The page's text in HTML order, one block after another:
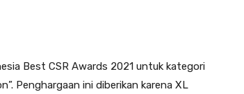
Best CSR Awards 2021 untuk kategori
Penghargaan ini diberikan karena XL